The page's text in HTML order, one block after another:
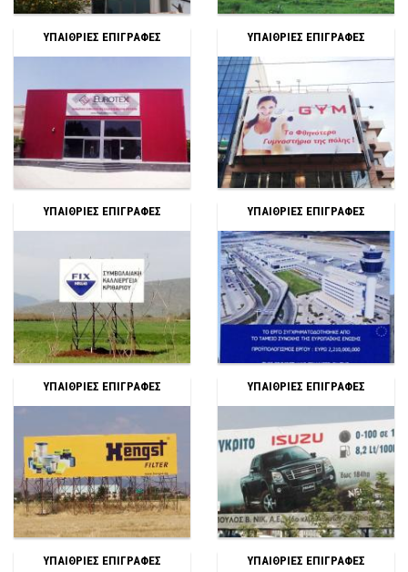
ΥΠΑΙΘΡΙΕΣ ΕΠΙΓΡΑΦΕΣ ΥΠΑΙΘΡΙΕΣ ΕΠΙΓΡΑΦΕΣ
ΥΠΑΙΘΡΙΕΣ ΕΠΙΓΡΑΦΕΣ ΥΠΑΙΘΡΙΕΣ ΕΠΙΓΡΑΦΕΣ
ΥΠΑΙΘΡΙΕΣ ΕΠΙΓΡΑΦΕΣ ΥΠΑΙΘΡΙΕΣ ΕΠΙΓΡΑΦΕΣ
ΥΠΑΙΘΡΙΕΣ ΕΠΙΓΡΑΦΕΣ ΥΠΑΙΘΡΙΕΣ ΕΠΙΓΡΑΦΕΣ